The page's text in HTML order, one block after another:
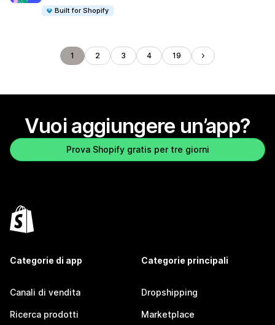
Built for Shopify
1 2 3 4 19
Vuoi aggiungere un’app?
Prova Shopify gratis per tre giorni
Categorie di app
Canali di vendita
Ricerca prodotti
Categorie principali
Dropshipping
Marketplace